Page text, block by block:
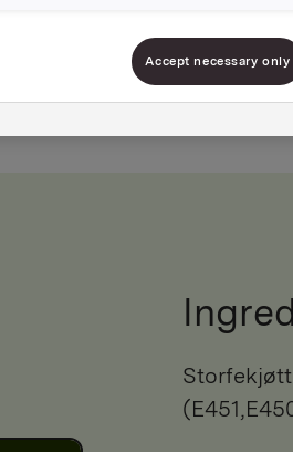
Strimlet
kvalitet.
storfekjøtt 80%, rapsolje, vann, salt, stabilisator
Accept necessary only